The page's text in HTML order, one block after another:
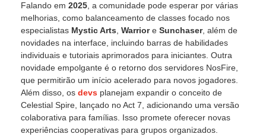
Falando em 2025 , a comunidade pode esperar por várias
melhorias, como balanceamento de classes focado nos
especialistas Mystic Arts Warriore Sunchaser, além de
novidades na interface, incluindo barras de habilidades
individuais e tutoriais aprimorados para iniciantes. Outra
novidade empolgante é o retorno dos servidores NosFire,
que permitirão um início acelerado para novos jogadores.
Além disso, os devs planejam expandir o conceito de
Celestial Spire, lançado no Act 7, adicionando uma versão
colaborativa para famílias. Isso promete oferecer novas
experiências cooperativas para grupos organizados.